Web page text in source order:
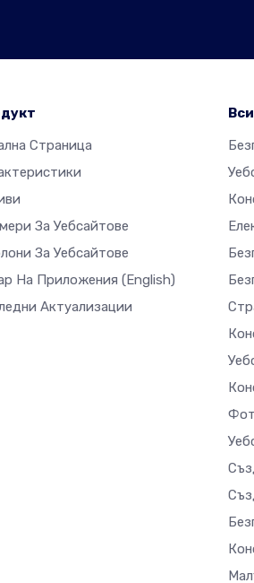
Страница
За Уебсайтове
За Уебсайтове
На Приложения (English)
Актуализации